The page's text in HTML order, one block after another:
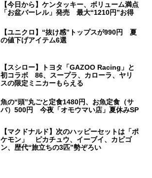
【今日から】ケンタッキー、ボリューム満点
「お盆バーレル」発売 最大“1210円”お得
【ユニクロ】“抜け感”トップスが990円 夏
の値下げアイテム6選
【スシロー】トヨタ「GAZOO Racing」と
初コラボ 86、スープラ、カローラ、ヤリ
スの限定ミニカーもらえる
魚の“頭”丸ごと定食1480円、お魚定食（サ
バ）500円 今夜「オモウマい店」夏休みSP
【マクドナルド】次のハッピーセットは「ポ
ケモン」 ピカチュウ、イーブイ、カビゴ
ン、歴代“旅立ちの3匹”勢ぞろい